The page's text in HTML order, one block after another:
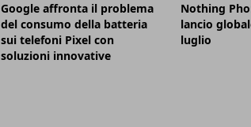
Google affronta il problema
del consumo della batteria
sui telefoni Pixel con
soluzioni innovative
Nothing
lancio
luglio